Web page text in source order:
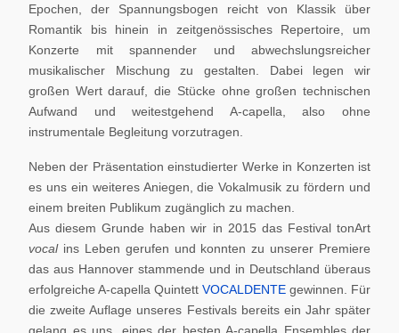
Epochen, der Spannungsbogen reicht von Klassik über
Romantik bis hinein in zeitgenössisches Repertoire, um
Konzerte mit spannender und abwechslungsreicher
musikalischer Mischung zu gestalten. Dabei legen wir
großen Wert darauf, die Stücke ohne großen technischen
Aufwand und weitestgehend A-capella, also ohne
instrumentale Begleitung vorzutragen.
Neben der Präsentation einstudierter Werke in Konzerten ist
es uns ein weiteres Aniegen, die Vokalmusik zu fördern und
einem breiten Publikum zugänglich zu machen.
Aus diesem Grunde haben wir in 2015 das Festival tonArt
vocal ins Leben gerufen und konnten zu unserer Premiere
das aus Hannover stammende und in Deutschland überaus
erfolgreiche A-capella Quintett VOCALDENTE gewinnen. Für
die zweite Auflage unseres Festivals bereits ein Jahr später